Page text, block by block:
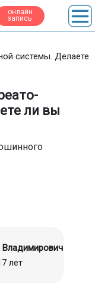
онлайн
запись
системы. Делаете
ли вы
Владимирович
лет